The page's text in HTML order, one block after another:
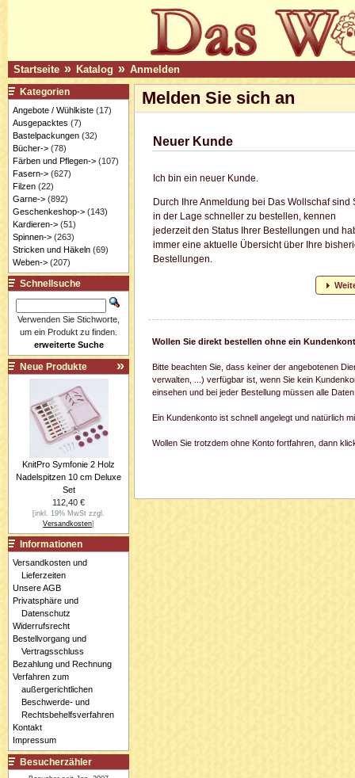
Startseite » Katalog » Anmelden
Melden Sie sich an
Neuer Kunde
Ich bin ein neuer Kunde.
Durch Ihre Anmeldung bei Das Wollschaf sind
in der Lage schneller zu bestellen, kennen
jederzeit den Status Ihrer Bestellungen und
immer eine aktuelle Übersicht über Ihre
Bestellungen.
Wollen Sie direkt bestellen ohne ein
Bitte beachten Sie, dass keiner der angebotenen
verwalten, ...) verfügbar ist, wenn Sie kein
einsehen und bei jeder Bestellung müssen alle
Ein Kundenkonto ist schnell angelegt und natürlich
Wollen Sie trotzdem ohne Konto fortfahren, dann
Kategorien
Angebote / Wühlkiste(17)
Ausgepacktes (7)
Bastelpackungen(32)
Bücher->(78)
Färben und Pflegen->(107)
Fasern->(627)
Filzen(22)
Garne->(892)
Geschenkeshop->(143)
Kardieren->(51)
Spinnen->(263)
Stricken und Häkeln(69)
Weben->(207)
Schnellsuche
Verwenden Sie Stichworte,
um ein Produkt zu finden.
erweiterte Suche
Neue Produkte
KnitPro Symfonie 2 Holz
Nadelspitzen 10 cm Deluxe
Set
112,40 €
[inkl. 19% MwSt zzgl.
Versandkosten]
Informationen
Versandkosten und
Lieferzeiten
Unsere AGB
Privatsphäre und
Datenschutz
Widerrufsrecht
Bestellvorgang und
Vertragsschluss
Bezahlung und Rechnung
Verfahren zum
außergerichtlichen
Beschwerde- und
Rechtsbehelfsverfahren
Kontakt
Impressum
Besucherzähler